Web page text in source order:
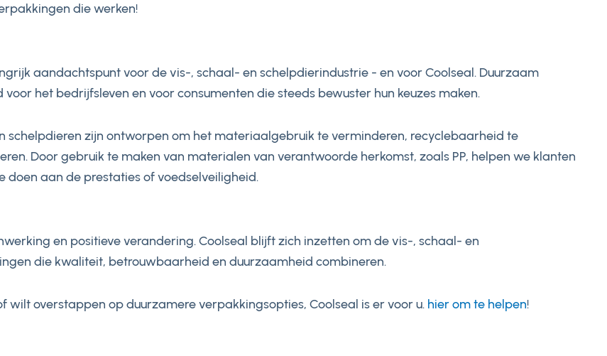
die werken!
aandachtspunt voor de vis-, schaal- en schelpdierindustrie - en voor Coolseal. Duurzaam
het bedrijfsleven en voor consumenten die steeds bewuster hun keuzes maken.
schelpdieren zijn ontworpen om het materiaalgebruik te verminderen, recyclebaarheid te
Door gebruik te maken van materialen van verantwoorde herkomst, zoals PP, helpen we klanten
aan de prestaties of voedselveiligheid.
en positieve verandering. Coolseal blijft zich inzetten om de vis-, schaal- en
die kwaliteit, betrouwbaarheid en duurzaamheid combineren.
overstappen op duurzamere verpakkingsopties, Coolseal is er voor u. hier om te helpen!